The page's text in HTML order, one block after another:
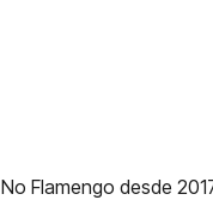
No Flamengo desde